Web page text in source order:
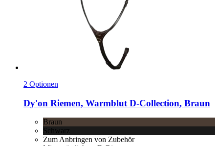
2 Optionen
Dy'on Riemen, Warmblut D-​Collection, Braun
Braun
Schwarz
Zum Anbringen von Zubehör